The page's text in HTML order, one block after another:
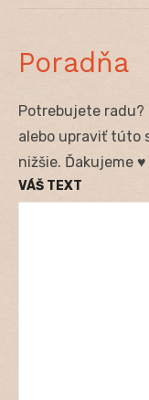
Poradňa
Potrebujete
alebo upraviť túto
nižšie. Ďakujeme ♥
VÁŠ TEXT